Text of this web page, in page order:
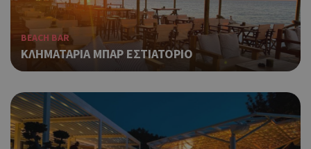
BEACH BAR
ΚΛΗΜΑΤΑΡΙΑ ΜΠΑΡ ΕΣΤΙΑΤΟΡΙΟ